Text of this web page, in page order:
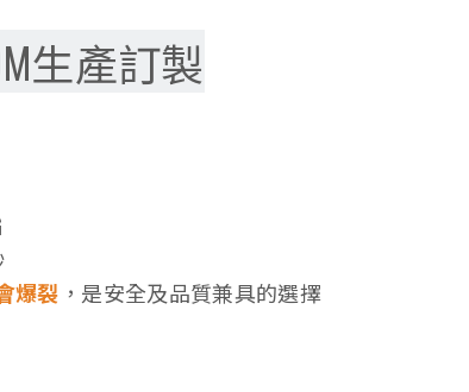
生產訂製
爆裂 ，是安全及品質兼具的選擇